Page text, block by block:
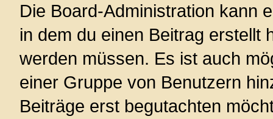
Die Board-Administration kann
in dem du einen Beitrag erstellt
werden müssen. Es ist auch
einer Gruppe von Benutzern
Beiträge erst begutachten